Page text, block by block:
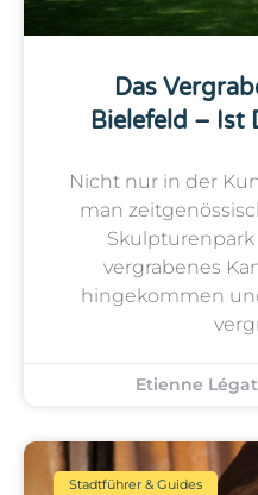
Das
Bielefeld – Ist
Nicht nur in der
man
vergrabenes
hingekommen
Etienne Légat
Stadtführer & Guides